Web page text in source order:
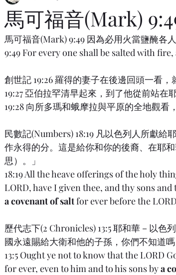
馬可福音(Mark)
馬可福音(Mark) 9:49 因為必用火當鹽醃各
9:49 For every one shall be salted with fire,
創世記 19:26 羅得的妻子在後邊回頭一看，
19:27 亞伯拉罕清早起來，到了他從前站在
19:28 向所多瑪和蛾摩拉與平原的全地觀
民數記(Numbers) 18:19 凡以色列人所獻
作永得的分。這是給你和你的後裔、在耶
思）。」
18:19 All the heave offerings of the holy
LORD, have I given thee, and thy sons
a covenant of salt for ever before the
歷代志下(2 Chronicles) 13:5 耶和華－以
國永遠賜給大衛和他的子孫，你們不知道嗎
13:5 Ought ye not to know that the LORD
for ever, even to him and to his sons by a